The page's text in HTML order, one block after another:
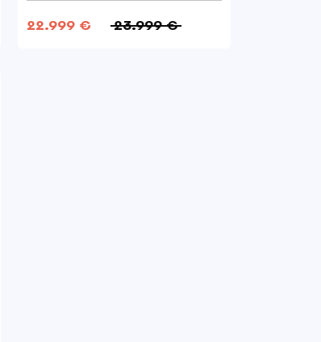
22.999 € 23.999 €